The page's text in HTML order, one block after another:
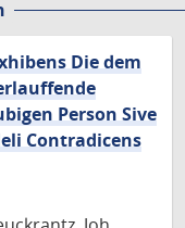
Die dem
Person Sive
Contradicens